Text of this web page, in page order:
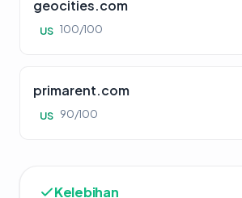
geocities.com
US 100/100
primarent.com
US 90/100
Kelebihan